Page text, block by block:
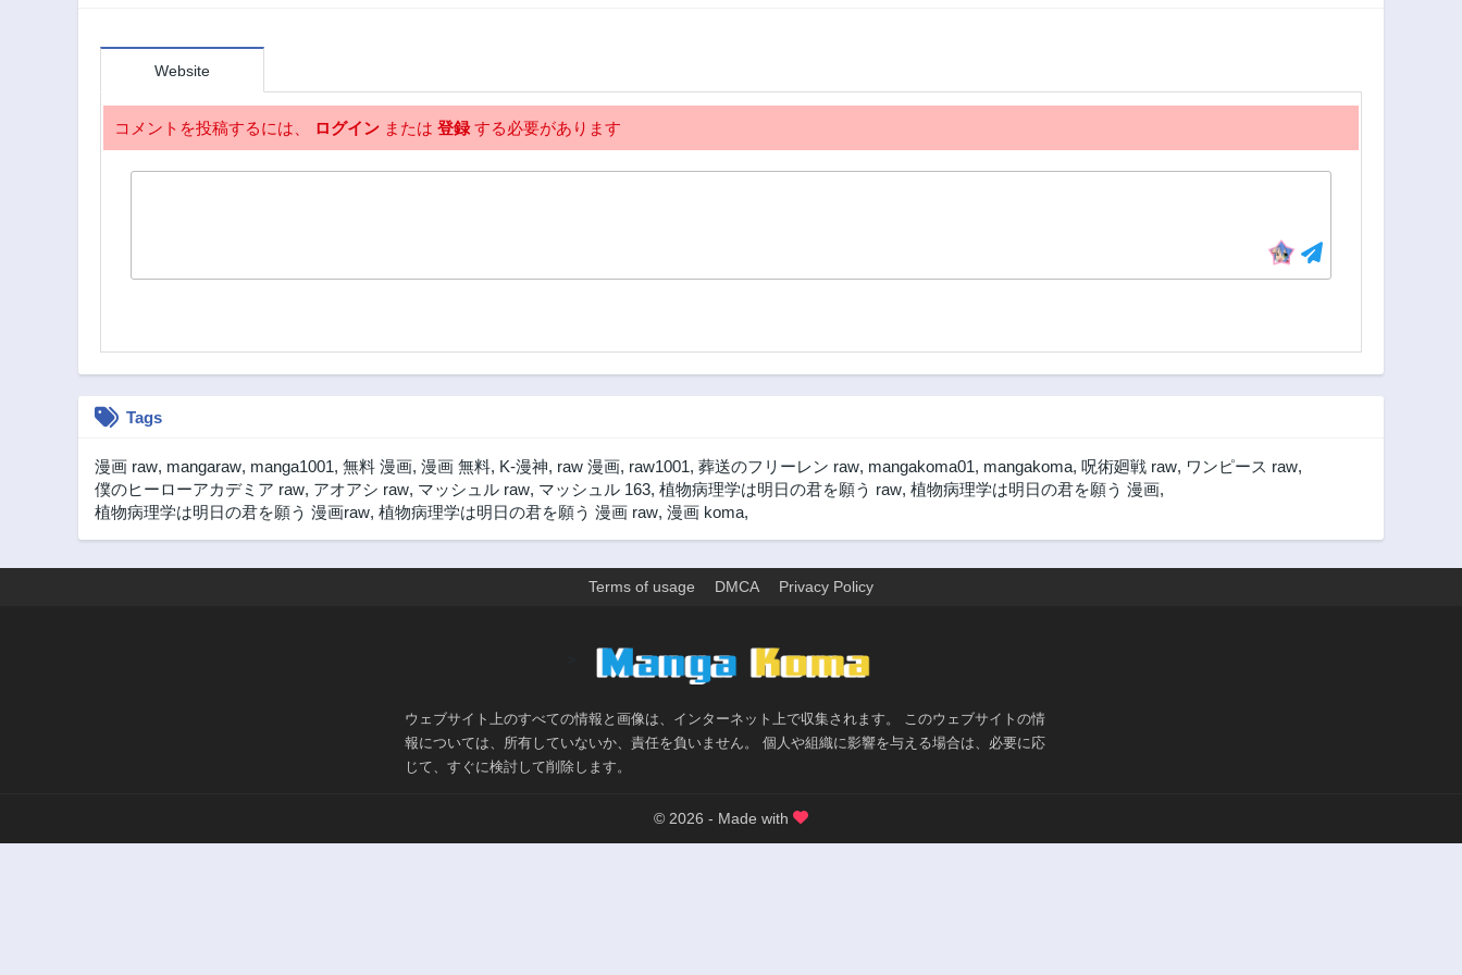
残ります！～
Website
コメントを投稿するには、 ログイン または 登録する必要があります
Tags
漫画 raw, mangaraw, manga1001, 無料 漫画, 漫画 無料, K-漫神, raw 漫画, raw1001, 葬送のフリーレン raw, mangakoma01, mangakoma, 呪術廻戦 raw, ワンピース raw,
僕のヒーローアカデミア raw, アオアシ raw, マッシュル raw, マッシュル 163, 植物病理学は明日の君を願う raw, 植物病理学は明日の君を願う 漫画,
植物病理学は明日の君を願う 漫画raw, 植物病理学は明日の君を願う 漫画 raw, 漫画 koma,
Terms of usage DMCA Privacy Policy
ウェブサイト上のすべての情報と画像は、インターネット上で収集されます。 このウェブサイトの情
報については、所有していないか、責任を負いません。 個人や組織に影響を与える場合は、必要に応
じて、すぐに検討して削除します。
© 2026 - Made with